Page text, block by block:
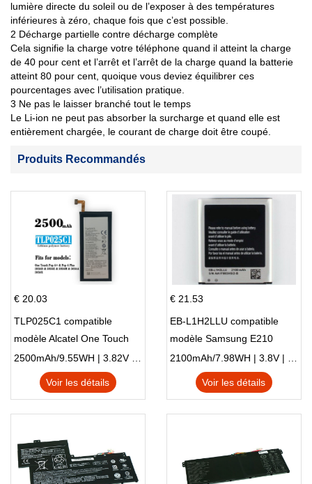
lumière directe du soleil ou de l’exposer à des températures
inférieures à zéro, chaque fois que c’est possible.
2 Décharge partielle contre décharge complète
Cela signifie la charge votre téléphone quand il atteint la charge
de 40 pour cent et l’arrêt et l’arrêt de la charge quand la batterie
atteint 80 pour cent, quoique vous deviez équilibrer ces
pourcentages avec l’utilisation pratique.
3 Ne pas le laisser branché tout le temps
Le Li-ion ne peut pas absorber la surcharge et quand elle est
entièrement chargée, le courant de charge doit être coupé.
Produits Recommandés
€ 20.03
TLP025C1 compatible
modèle Alcatel One Touch
Pop 4 Plus OT-5056D
2500mAh/9.55WH | 3.82V | Li-ion ...
Voir les détails
€ 21.53
EB-L1H2LLU compatible
modèle Samsung E210
E210K i939
2100mAh/7.98WH | 3.8V | Li-ion ...
Voir les détails